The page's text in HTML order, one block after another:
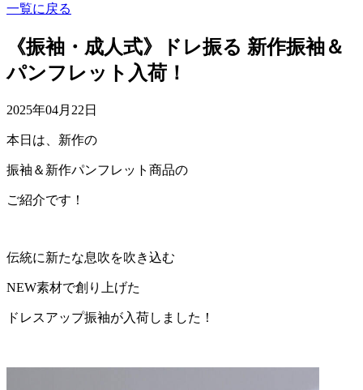
一覧に戻る
《振袖・成人式》ドレ振る 新作振袖＆
パンフレット入荷！
2025年04月22日
本日は、新作の
振袖＆新作パンフレット商品の
ご紹介です！
伝統に新たな息吹を吹き込む
NEW素材で創り上げた
ドレスアップ振袖が入荷しました！